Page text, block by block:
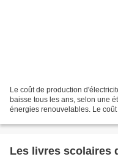
Le coût de production
baisse tous les ans, selon une
énergies renouvelables. Le
Les livres scolaires